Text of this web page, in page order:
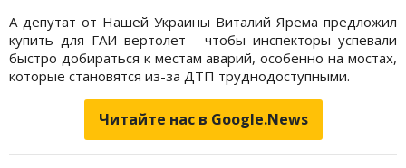
А депутат от Нашей Украины Виталий Ярема предложил
купить для ГАИ вертолет - чтобы инспекторы успевали
быстро добираться к местам аварий, особенно на мостах,
которые становятся из-за ДТП труднодоступными.
Читайте нас в Google.News